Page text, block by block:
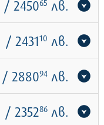
/ 245065 лв.
/ 243110 лв.
/ 288094лв.
/ 235286лв.